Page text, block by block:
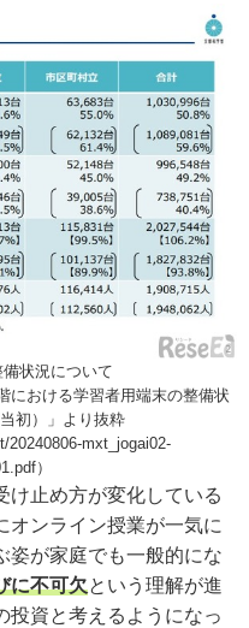
状況について
における学習者用端末の整備状
初）」より抜粋
20240806-mxt_jogai02-
）
止め方が変化している
オンライン授業が一気に
姿が家庭でも一般的にな
に不可欠という理解が進
投資と考えるようになっ